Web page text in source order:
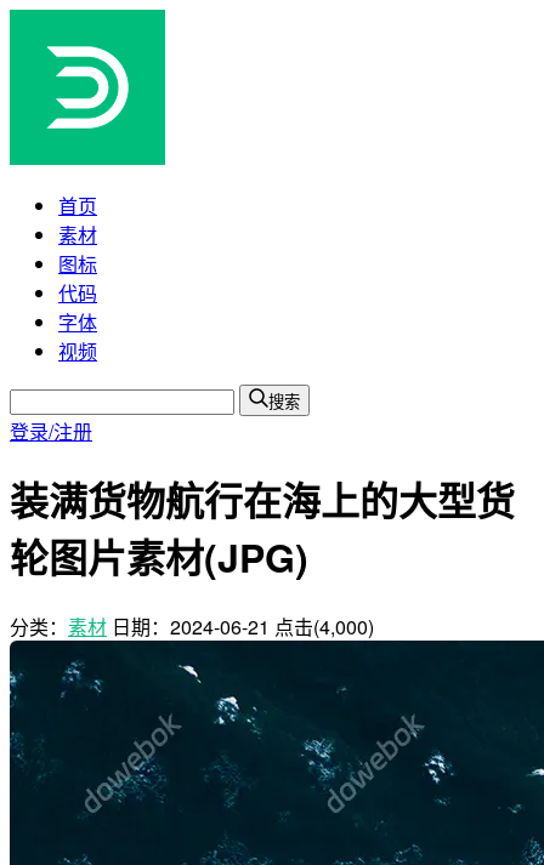
首页
素材
图标
代码
字体
视频
搜索
登录/注册
装满货物航行在海上的大型货
轮图片素材(JPG)
分类： 素材 日期： 2024-06-21 点击(4,000)